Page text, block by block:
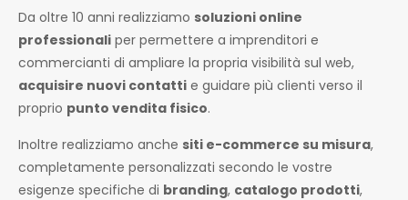
Da oltre 10 anni realizziamo soluzioni online
professionali per permettere a imprenditori e
commercianti di ampliare la propria visibilità sul web,
acquisire nuovi contatti e guidare più clienti verso il
proprio punto vendita fisico.
Inoltre realizziamo anche siti e-commerce su misura,
completamente personalizzati secondo le vostre
esigenze specifiche di branding, catalogo prodotti,